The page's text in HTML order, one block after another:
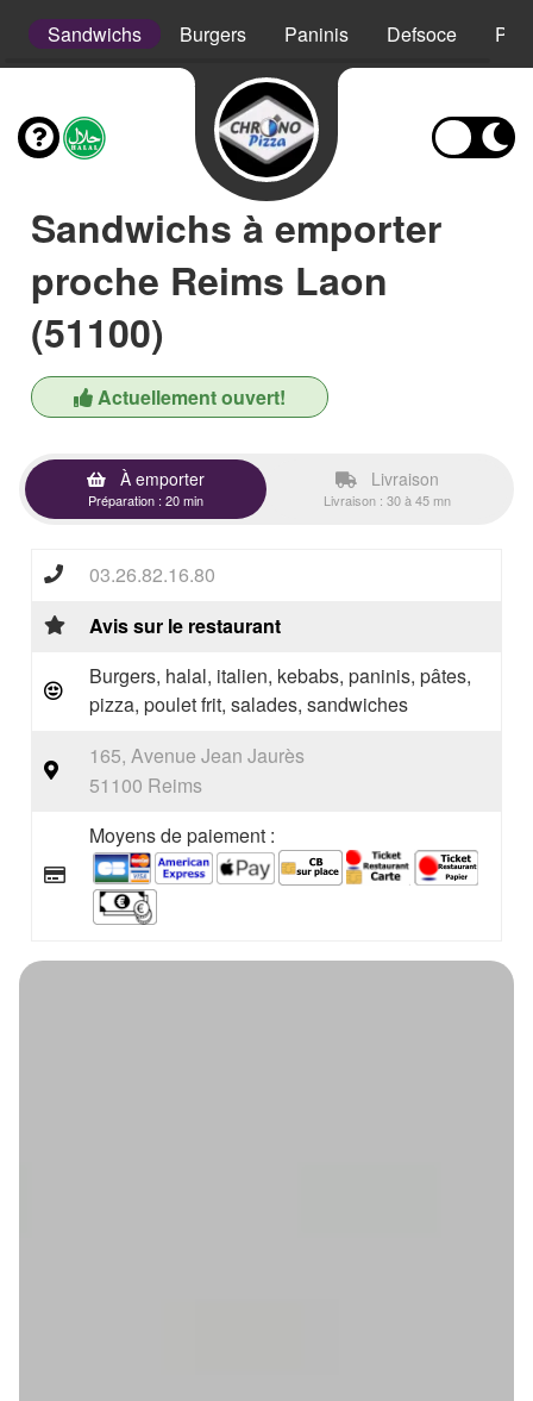
Sandwichs Burgers Paninis Defsoce
Sandwichs à emporter
proche Reims Laon
(51100)
Actuellement ouvert!
À emporter
Préparation : 20 min
Livraison
Livraison : 30 à 45 mn
03.26.82.16.80
Avis sur le restaurant
Burgers, halal, italien, kebabs, paninis, pâtes,
pizza, poulet frit, salades, sandwiches
165, Avenue Jean Jaurès
51100 Reims
Moyens de paiement :